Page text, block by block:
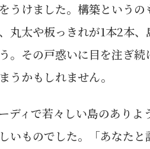
うけました。構築という
丸太や板っきれが1本2本
。その戸惑いに目を注ぎ
うかもしれません。
ディで若々しい島のあり
いものでした。「あなたと